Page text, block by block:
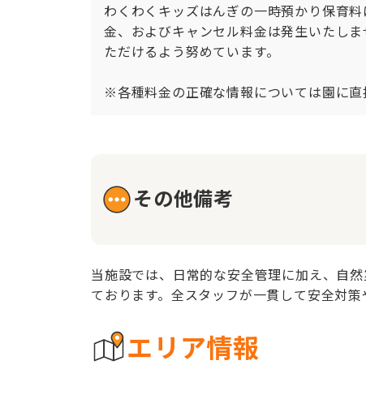
わくわくキッズはんぎの一時預かり保育
金、およびキャンセル料金は発生いたし
ただけるよう努めています。
※各種料金の正確な情報については園に
その他備考
当施設では、日常的な安全管理に加え、自
ております。全スタッフが一貫して安全対
エリア情報